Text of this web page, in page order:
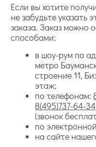
Если вы хотите
не забудьте указать
заказа. Заказ можно
способами:
в шоу-рум по
метро
строение 11,
этаж;
по телефонам:
8(495)737-64-34
(звонок
по
на сайте